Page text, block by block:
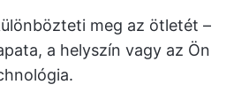
meg az ötletét –
a helyszín vagy az Ön